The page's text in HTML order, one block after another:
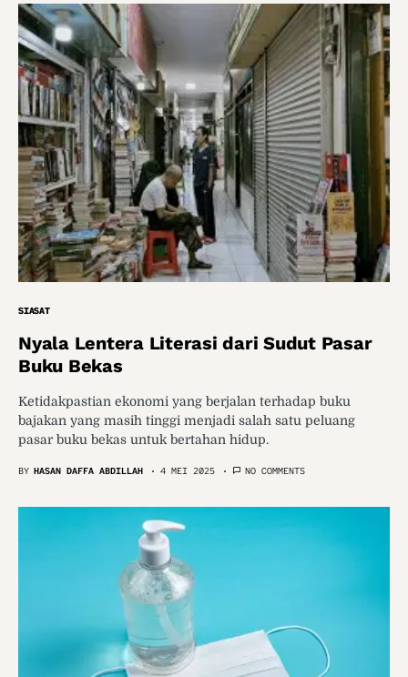
SIASAT
Nyala Lentera Literasi dari Sudut Pasar
Buku Bekas
Ketidakpastian ekonomi yang berjalan terhadap buku
bajakan yang masih tinggi menjadi salah satu peluang
pasar buku bekas untuk bertahan hidup.
BY HASAN DAFFA ABDILLAH 4 MEI 2025 NO COMMENTS